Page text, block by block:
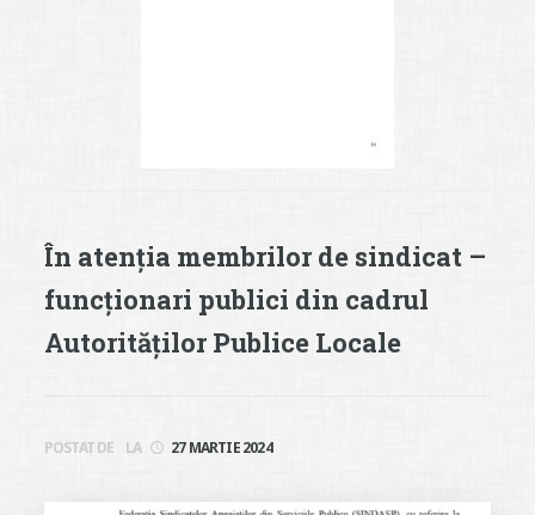
În atenția membrilor de sindicat –
funcționari publici din cadrul
Autorităților Publice Locale
POSTAT DE LA 27 MARTIE 2024